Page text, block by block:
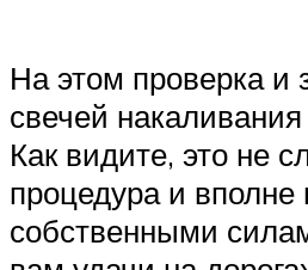
На этом проверка и
свечей
Как видите, это не
процедура и
собственными